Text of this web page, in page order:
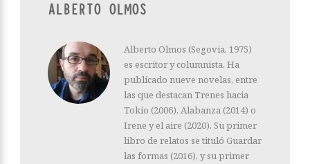
ALBERTO OLMOS
Alberto Olmos (Segovia, 1975)
es escritor y columnista. Ha
publicado nueve novelas, entre
las que destacan Trenes hacia
Tokio (2006), Alabanza (2014) o
Irene y el aire (2020). Su primer
libro de relatos se tituló Guardar
las formas (2016), y su primer